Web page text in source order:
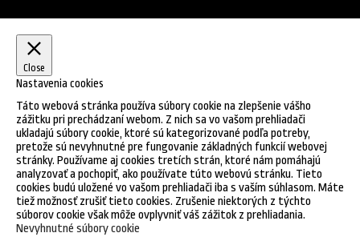
Close
Nastavenia cookies
Táto webová stránka používa súbory cookie na zlepšenie vášho
zážitku pri prechádzaní webom. Z nich sa vo vašom prehliadači
ukladajú súbory cookie, ktoré sú kategorizované podľa potreby,
pretože sú nevyhnutné pre fungovanie základných funkcií webovej
stránky. Používame aj cookies tretích strán, ktoré nám pomáhajú
analyzovať a pochopiť, ako používate túto webovú stránku. Tieto
cookies budú uložené vo vašom prehliadači iba s vaším súhlasom. Máte
tiež možnosť zrušiť tieto cookies. Zrušenie niektorých z týchto
súborov cookie však môže ovplyvniť váš zážitok z prehliadania.
Nevyhnutné súbory cookie